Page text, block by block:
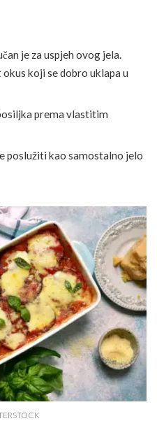
je za uspjeh ovog jela.
koji se dobro uklapa u
prema vlastitim
poslužiti kao samostalno jelo